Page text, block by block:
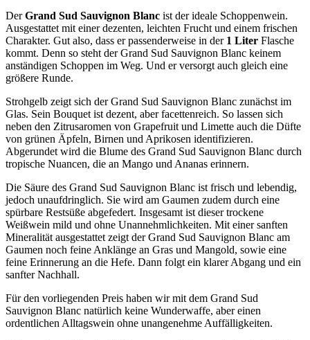
DerGrand Sud Sauvignon Blanc ist der ideale Schoppenwein.
Ausgestattet mit einer dezenten, leichten Frucht und einem frischen
Charakter. Gut also, dass er passenderweise in der 1 Liter Flasche
kommt. Denn so steht der Grand Sud Sauvignon Blanc keinem
anständigen Schoppen im Weg. Und er versorgt auch gleich eine
größere Runde.
Strohgelb zeigt sich der Grand Sud Sauvignon Blanc zunächst im
Glas. Sein Bouquet ist dezent, aber facettenreich. So lassen sich
neben den Zitrusaromen von Grapefruit und Limette auch die Düfte
von grünen Äpfeln, Birnen und Aprikosen identifizieren.
Abgerundet wird die Blume des Grand Sud Sauvignon Blanc durch
tropische Nuancen, die an Mango und Ananas erinnern.
Die Säure des Grand Sud Sauvignon Blanc ist frisch und lebendig,
jedoch unaufdringlich. Sie wird am Gaumen zudem durch eine
spürbare Restsüße abgefedert. Insgesamt ist dieser trockene
Weißwein mild und ohne Unannehmlichkeiten. Mit einer sanften
Mineralität ausgestattet zeigt der Grand Sud Sauvignon Blanc am
Gaumen noch feine Anklänge an Gras und Mangold, sowie eine
feine Erinnerung an die Hefe. Dann folgt ein klarer Abgang und ein
sanfter Nachhall.
Für den vorliegenden Preis haben wir mit dem Grand Sud
Sauvignon Blanc natürlich keine Wunderwaffe, aber einen
ordentlichen Alltagswein ohne unangenehme Auffälligkeiten.